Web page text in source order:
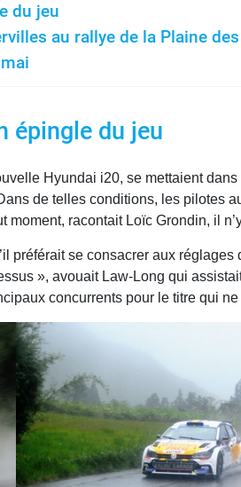
du jeu
au rallye de la Plaine
épingle du jeu
Hyundai i20, se mettaient
de telles conditions, les pilotes
moment, racontait Loïc Grondin, il
préférait se consacrer aux
», avouait Law-Long qui
concurrents pour le titre qui